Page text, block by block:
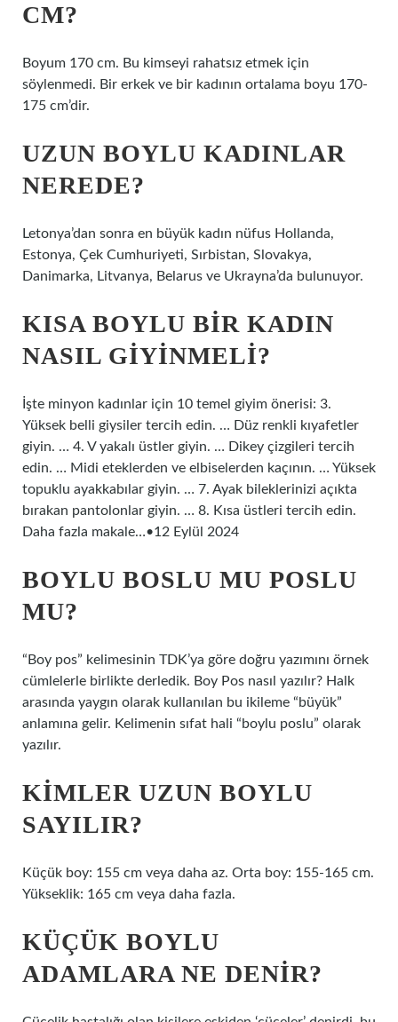
CM?
Boyum 170 cm. Bu kimseyi rahatsız etmek için
söylenmedi. Bir erkek ve bir kadının ortalama boyu 170-
175 cm’dir.
UZUN BOYLU KADINLAR
NEREDE?
Letonya’dan sonra en büyük kadın nüfus Hollanda,
Estonya, Çek Cumhuriyeti, Sırbistan, Slovakya,
Danimarka, Litvanya, Belarus ve Ukrayna’da bulunuyor.
KISA BOYLU BIR KADIN
NASIL GIYINMELI?
İşte minyon kadınlar için 10 temel giyim önerisi: 3.
Yüksek belli giysiler tercih edin. … Düz renkli kıyafetler
giyin. … 4. V yakalı üstler giyin. … Dikey çizgileri tercih
edin. … Midi eteklerden ve elbiselerden kaçının. … Yüksek
topuklu ayakkabılar giyin. … 7. Ayak bileklerinizi açıkta
bırakan pantolonlar giyin. … 8. Kısa üstleri tercih edin.
Daha fazla makale…•12 Eylül 2024
BOYLU BOSLU MU POSLU
MU?
“Boy pos” kelimesinin TDK’ya göre doğru yazımını örnek
cümlelerle birlikte derledik. Boy Pos nasıl yazılır? Halk
arasında yaygın olarak kullanılan bu ikileme “büyük”
anlamına gelir. Kelimenin sıfat hali “boylu poslu” olarak
yazılır.
KIMLER UZUN BOYLU
SAYILIR?
Küçük boy: 155 cm veya daha az. Orta boy: 155-165 cm.
Yükseklik: 165 cm veya daha fazla.
KÜÇÜK BOYLU
ADAMLARA NE DENIR?